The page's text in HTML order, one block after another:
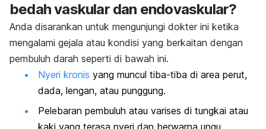
bedah vaskular dan endovaskular?
Anda disarankan untuk mengunjungi dokter ini ketika
mengalami gejala atau kondisi yang berkaitan dengan
pembuluh darah seperti di bawah ini.
Nyeri kronis yang muncul tiba-tiba di area perut,
dada, lengan, atau punggung.
Pelebaran pembuluh atau varises di tungkai atau
kaki yang terasa nyeri dan berwarna ungu